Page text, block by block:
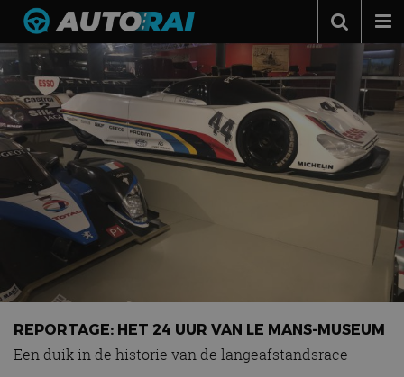
Autonieuws
Podcast
Autotests
Automerken
Adverteren
Contact
MotorRAI.nl
REPORTAGE: HET 24 UUR VAN LE MANS-MUSEUM
Een duik in de historie van de langeafstandsrace